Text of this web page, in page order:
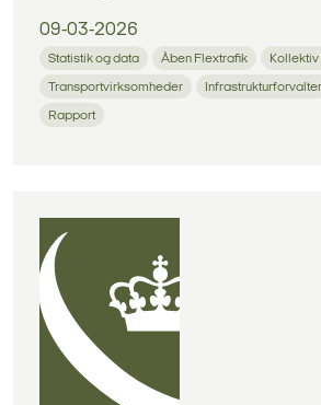
09-03-2026
Statistik og data Åben Flextrafik Kollektiv
Transportvirksomheder Infrastrukturforvalter
Rapport